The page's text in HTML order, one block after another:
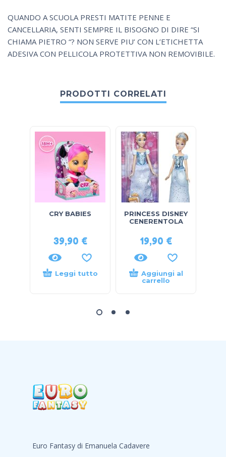
QUANDO A SCUOLA PRESTI MATITE PENNE E
CANCELLARIA, SENTI SEMPRE IL BISOGNO DI DIRE “SI
CHIAMA PIETRO “? NON SERVE PIU’ CON L’ETICHETTA
ADESIVA CON PELLICOLA PROTETTIVA NON REMOVIBILE.
PRODOTTI CORRELATI
CRY BABIES
39,90 €
Leggi tutto
PRINCESS DISNEY
CENERENTOLA
19,90 €
Aggiungi al
carrello
Euro Fantasy di Emanuela Cadavere